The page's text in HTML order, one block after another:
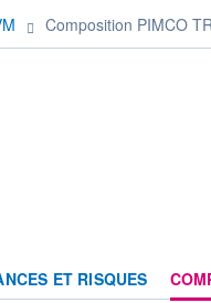
Composition PIMCO
ET RISQUES